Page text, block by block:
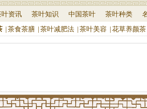
叶资讯 茶叶知识 中国茶叶 茶叶种类
茶食茶膳 茶叶减肥法 茶叶美容 花草养颜茶